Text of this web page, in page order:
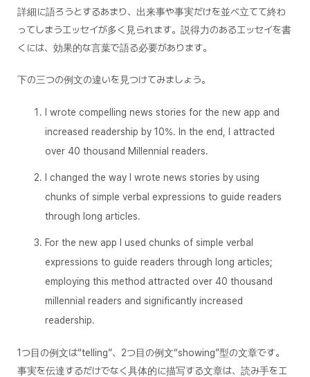
詳細に語ろうとするあまり、出来事や事実だけを並べ立てて終わ
ってしまうエッセイが多く見られます。説得力のあるエッセイを書
くには、効果的な言葉で語る必要があります。
下の三つの例文の違いを見つけてみましょう。
I wrote compelling news stories for the new app and
increased readership by 10%. In the end, I attracted
over 40 thousand Millennial readers.
I changed the way I wrote news stories by using
chunks of simple verbal expressions to guide readers
through long articles.
For the new app I used chunks of simple verbal
expressions to guide readers through long articles;
employing this method attracted over 40 thousand
millennial readers and significantly increased
readership.
1つ目の例文は“telling”、2つ目の例文“showing”型の文章です。
事実を伝達するだけでなく具体的に描写する文章は、読み手をエ